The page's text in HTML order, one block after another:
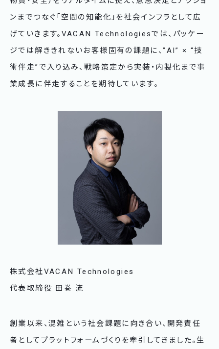
ンまでつなぐ「空間の知能化」を社会インフラとして広
げていきます。VACAN Technologiesでは、パッケー
ジでは解ききれないお客様固有の課題に、”AI” × “技
術伴走”で入り込み、戦略策定から実装・内製化まで事
業成長に伴走することを期待しています。
株式会社VACAN Technologies
代表取締役 田巻 流
創業以来、混雑という社会課題に向き合い、開発責任
者としてプラットフォームづくりを牽引してきました。生